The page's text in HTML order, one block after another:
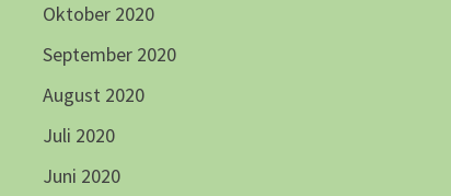
Oktober 2020
September 2020
August 2020
Juli 2020
Juni 2020